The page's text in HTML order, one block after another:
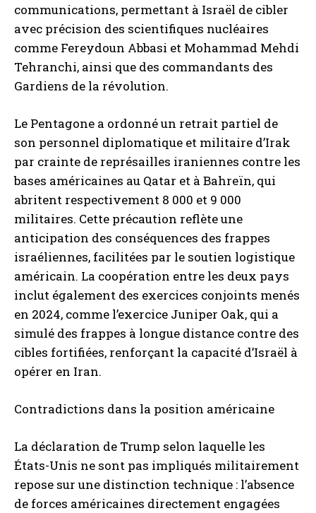
communications, permettant à Israël de cibler
avec précision des scientifiques nucléaires
comme Fereydoun Abbasi et Mohammad Mehdi
Tehranchi, ainsi que des commandants des
Gardiens de la révolution.
Le Pentagone a ordonné un retrait partiel de
son personnel diplomatique et militaire d’Irak
par crainte de représailles iraniennes contre les
bases américaines au Qatar et à Bahreïn, qui
abritent respectivement 8 000 et 9 000
militaires. Cette précaution reflète une
anticipation des conséquences des frappes
israéliennes, facilitées par le soutien logistique
américain. La coopération entre les deux pays
inclut également des exercices conjoints menés
en 2024, comme l’exercice Juniper Oak, qui a
simulé des frappes à longue distance contre des
cibles fortifiées, renforçant la capacité d’Israël à
opérer en Iran.
Contradictions dans la position américaine
La déclaration de Trump selon laquelle les
États-Unis ne sont pas impliqués militairement
repose sur une distinction technique : l’absence
de forces américaines directement engagées